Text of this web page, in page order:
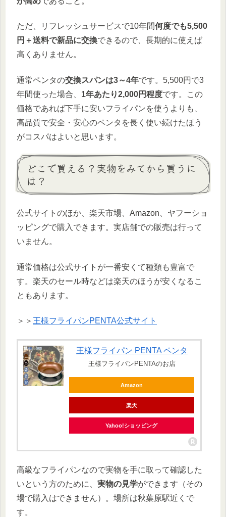
ただ、リフレッシュサービスで10年間何度でも5,500
円＋送料で新品に交換できるので、長期的に使えば
高くありません。
通常ペンタの交換スパンは3～4年です。5,500円で3
年間使った場合、 1年あたり2,000円程度です。この
価格であれば下手に安いフライパンを使うよりも、
高品質で安全・安心のペンタを長く使い続けたほう
がコスパはよいと思います。
どこで買える？実物をみてから買うに
は？
公式サイトのほか、楽天市場、Amazon、ヤフーショ
ッピングで購入できます。実店舗での販売は行って
いません。
通常価格は公式サイトが一番安くて種類も豊富で
す。楽天のセール時などは楽天のほうが安くなるこ
ともあります。
＞＞ 王様フライパンPENTA公式サイト
王様フライパン PENTA ペンタ
王様フライパンPENTAのお店
Amazon
楽天
Yahoo!ショッピング
高級なフライパンなので実物を手に取って確認した
いという方のために、 実物の見学ができます（その
場で購入はできません）。場所は秋葉原駅近くで
す。